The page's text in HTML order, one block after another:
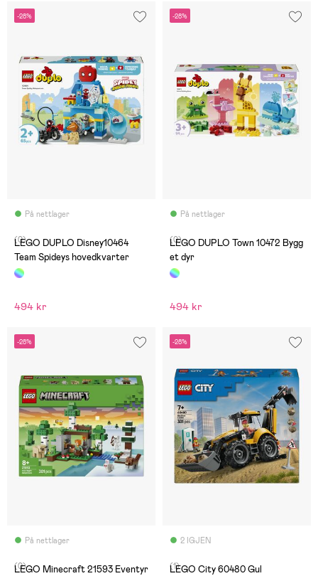
-28%
På nettlager
(0)
LEGO DUPLO Disney10464
Team Spideys hovedkvarter
494 kr
-28%
På nettlager
(0)
LEGO DUPLO Town 10472 Bygg
et dyr
494 kr
-28%
På nettlager
(0)
LEGO Minecraft 21593 Eventyr
-28%
2 IGJEN
(1)
LEGO City 60480 Gul